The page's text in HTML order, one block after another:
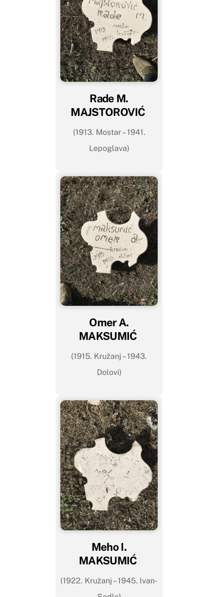
Rade M.
MAJSTOROVIĆ
(1913. Mostar – 1941.
Lepoglava)
Omer A.
MAKSUMIĆ
(1915. Kružanj – 1943.
Dolovi)
Meho I.
MAKSUMIĆ
(1922. Kružanj – 1945. Ivan-